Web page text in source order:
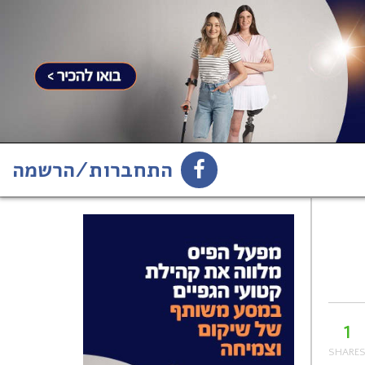
התחברות/הרשמה
הירשמו לניוזלטר 1
1